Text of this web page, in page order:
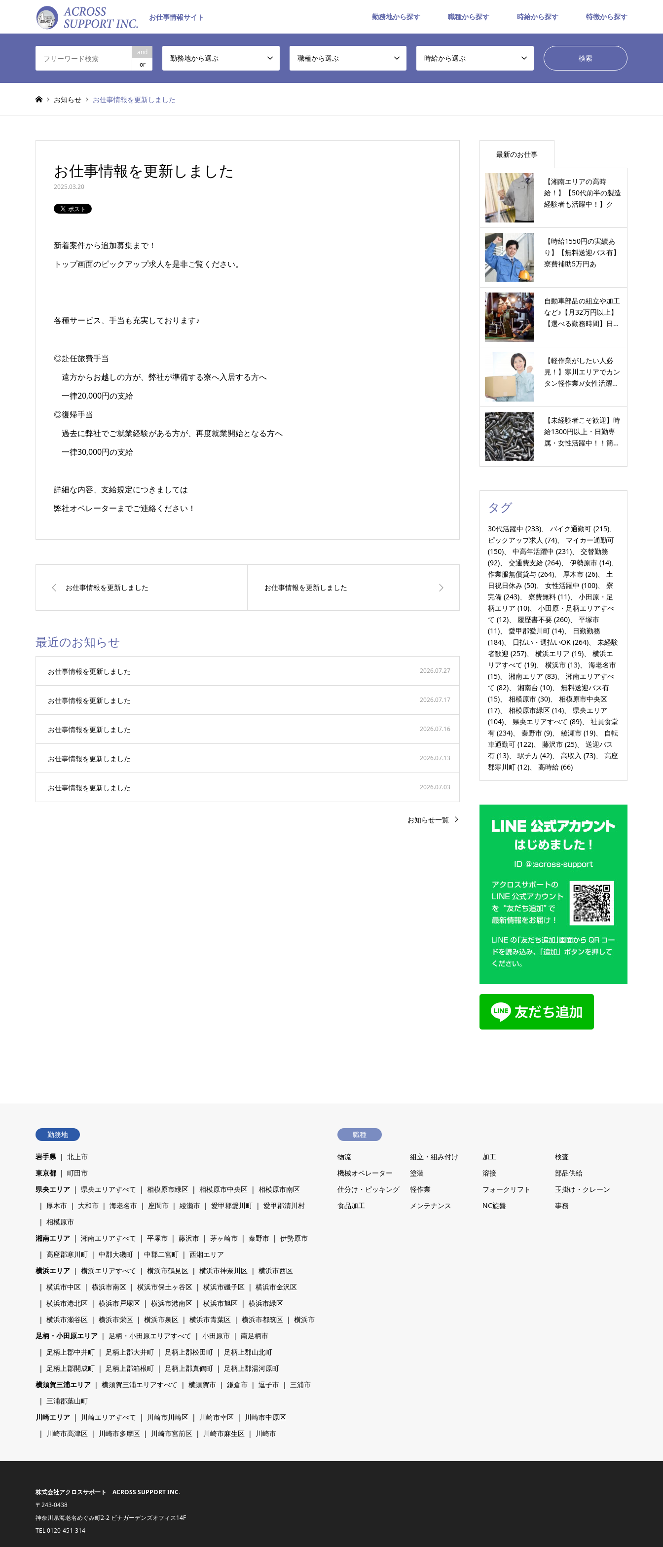
お仕事情報サイト 勤務地から探す 職種から探す 時給から探す 特徴から探す
and
or
勤務地から選ぶ 職種から選ぶ 時給から選ぶ
お知らせ お仕事情報を更新しました
お仕事情報を更新しました
2025.03.20
新着案件から追加募集まで！
トップ画面のピックアップ求人を是非ご覧ください。
各種サービス、手当も充実しております♪
◎赴任旅費手当
遠方からお越しの方が、弊社が準備する寮へ入居する方へ
一律20,000円の支給
◎復帰手当
過去に弊社でご就業経験がある方が、再度就業開始となる方へ
一律30,000円の支給
詳細な内容、支給規定につきましては
弊社オペレーターまでご連絡ください！
お仕事情報を更新しました お仕事情報を更新しました
最近のお知らせ
お仕事情報を更新しました 2026.07.27
お仕事情報を更新しました 2026.07.17
お仕事情報を更新しました 2026.07.16
お仕事情報を更新しました 2026.07.13
お仕事情報を更新しました 2026.07.03
お知らせ一覧
最新のお仕事
【湘南エリアの高時
給！】【50代前半の製造
経験者も活躍中！】ク
【時給1550円の実績あ
り】【無料送迎バス有】
寮費補助5万円あ
自動車部品の組立や加工
など♪【月32万円以上】
【選べる勤務時間】日…
【軽作業がしたい人必
見！】寒川エリアでカン
タン軽作業♪/女性活躍…
【未経験者こそ歓迎】時
給1300円以上・日勤専
属・女性活躍中！！簡…
タグ
30代活躍中 (233) バイク通勤可 (215)
ピックアップ求人 (74)
マイカー通勤可
(150)
中高年活躍中 (231)
交替勤務
(92)
交通費支給 (264) 伊勢原市 (14)
作業服無償貸与 (264) 厚木市 (26)
土
日祝日休み (50) 女性活躍中 (100)
寮
完備 (243) 寮費無料 (11)
小田原・足
柄エリア (10)
小田原・足柄エリアすべ
て (12) 履歴書不要 (260)
平塚市
(11)
愛甲郡愛川町 (14)
日勤勤務
(184)
日払い・週払いOK (264)
未経験
者歓迎 (257) 横浜エリア (19)
横浜エ
リアすべて (19) 横浜市 (13)
海老名市
(15)
湘南エリア (83)
湘南エリアすべ
て (82) 湘南台 (10)
無料送迎バス有
(15)
相模原市 (30)
相模原市中央区
(17)
相模原市緑区 (14)
県央エリア
(104)
県央エリアすべて (89)
社員食堂
有 (234) 秦野市 (9) 綾瀬市 (19)
自転
車通勤可 (122) 藤沢市 (25)
送迎バス
有 (13) 駅チカ (42) 高収入 (73)
高座
郡寒川町 (12) 高時給 (66)
勤務地
岩手県
北上市
東京都
町田市
県央エリア
県央エリアすべて 相模原市緑区 相模原市中央区
相模原市南区
厚木市
大和市 海老名市 座間市 綾瀬市 愛甲郡愛川町
愛甲郡清川村
相模原市
湘南エリア
湘南エリアすべて 平塚市 藤沢市 茅ヶ崎市 秦野市
伊勢原市
高座郡寒川町
中郡大磯町 中郡二宮町
西湘エリア
横浜エリア
横浜エリアすべて 横浜市鶴見区 横浜市神奈川区
横浜市西区
横浜市中区
横浜市南区 横浜市保土ヶ谷区 横浜市磯子区
横浜市金沢区
横浜市港北区
横浜市戸塚区 横浜市港南区 横浜市旭区
横浜市緑区
横浜市瀬谷区
横浜市栄区 横浜市泉区 横浜市青葉区 横浜市都筑区
横浜市
足柄・小田原エリア
足柄・小田原エリアすべて 小田原市
南足柄市
足柄上郡中井町
足柄上郡大井町 足柄上郡松田町
足柄上郡山北町
足柄上郡開成町
足柄上郡箱根町 足柄上郡真鶴町
足柄上郡湯河原町
横須賀三浦エリア
横須賀三浦エリアすべて 横須賀市 鎌倉市 逗子市
三浦市
三浦郡葉山町
川崎エリア
川崎エリアすべて 川崎市川崎区 川崎市幸区
川崎市中原区
川崎市高津区
川崎市多摩区 川崎市宮前区 川崎市麻生区 川崎市
職種
物流 組立・組み付け 加工
検査
機械オペレーター
塗装 溶接
部品供給
仕分け・ピッキング
軽作業 フォークリフト
玉掛け・クレーン
食品加工
メンテナンス NC旋盤 事務
株式会社アクロスサポート ACROSS SUPPORT INC.
〒243-0438
神奈川県海老名めぐみ町2-2 ビナガーデンズオフィス14F
TEL0120-451-314